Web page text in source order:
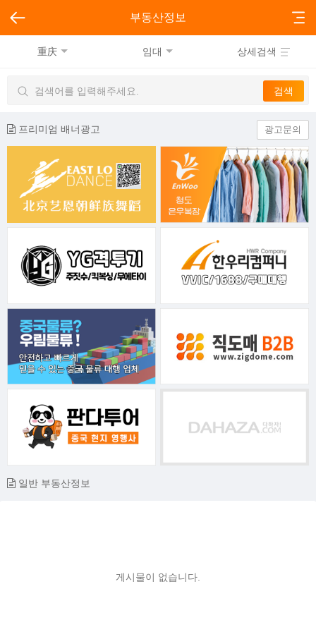
부동산정보
重庆 임대 상세검색
프리미엄 배너광고 광고문의
일반 부동산정보
게시물이 없습니다.